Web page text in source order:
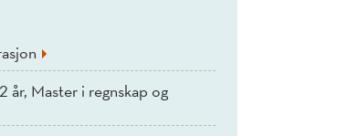
år, Master i regnskap og